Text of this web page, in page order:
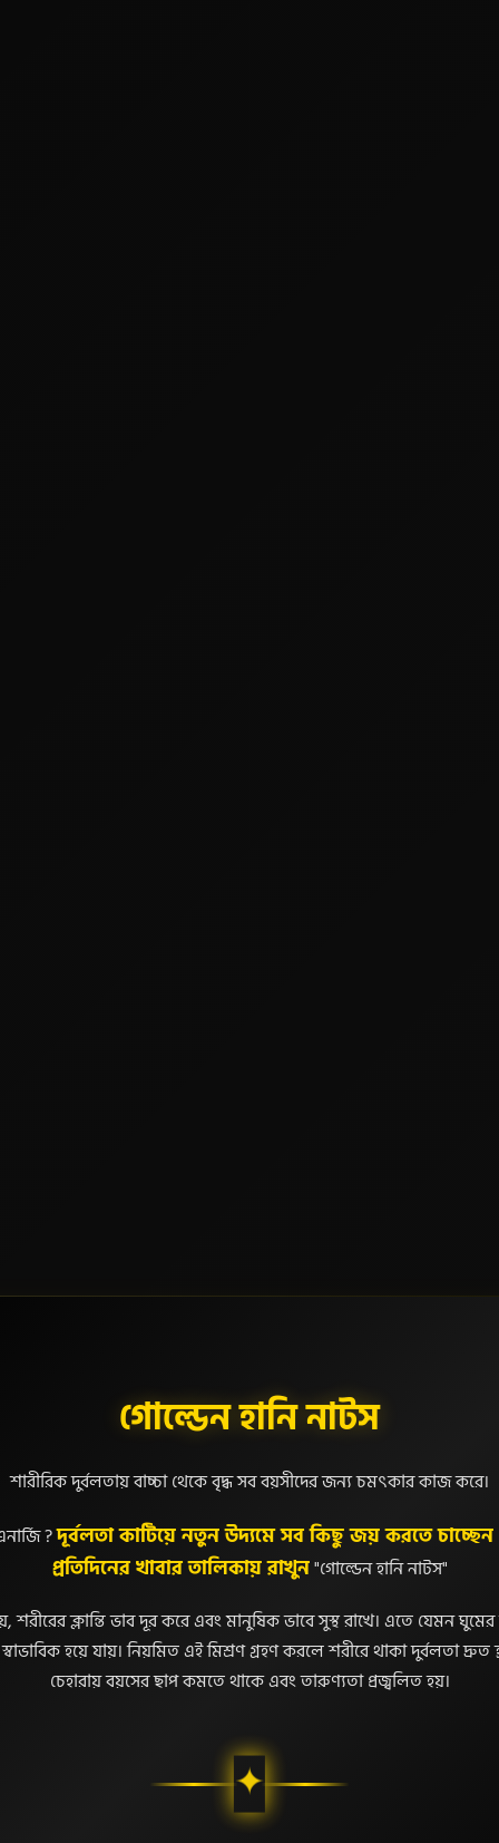
গোল্ডেন হানি নাটস
শারীরিক দুর্বলতায় বাচ্চা থেকে বৃদ্ধ সব বয়সীদের জন্য চমৎকার কাজ করে।
?দূর্বলতা কাটিয়ে নতুন উদ্যমে সব কিছু জয় করতে
প্রতিদিনের খাবার তালিকায় রাখুন"গোল্ডেন হানি নাটস"
শরীরের ক্লান্তি ভাব দূর করে এবং মানুষিক ভাবে সুস্থ রাখে। এতে যেমন
হয়ে যায়। নিয়মিত এই মিশ্রণ গ্রহণ করলে শরীরে থাকা দুর্বলতা দ্রুত
চেহারায় বয়সের ছাপ কমতে থাকে এবং তারুণ্যতা প্রজ্বলিত হয়।